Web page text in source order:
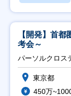
【開発】首
考会～
パーソルクロス
東京都
450万